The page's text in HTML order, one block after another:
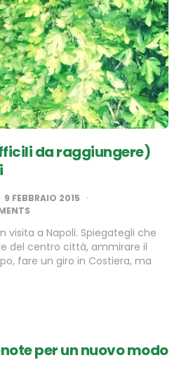
da raggiungere)
9 FEBBRAIO 2015
visita a Napoli. Spiegategli che
del centro città, ammirare il
fare un giro in Costiera, ma
per un nuovo modo